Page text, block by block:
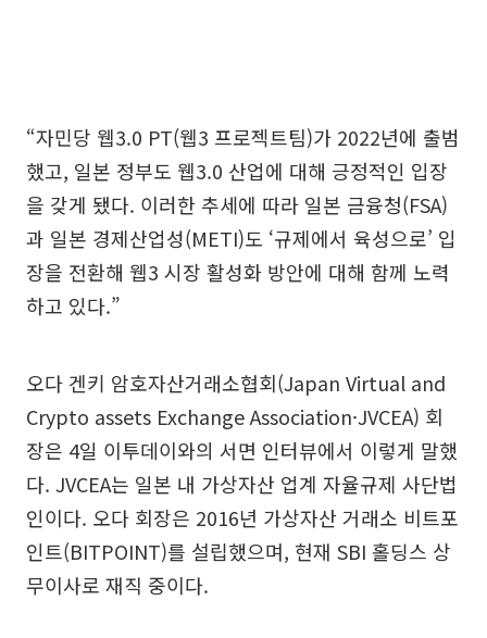
“자민당 웹3.0 PT(웹3 프로젝트팀)가 2022년에 출범
했고, 일본 정부도 웹3.0 산업에 대해 긍정적인 입장
을 갖게 됐다. 이러한 추세에 따라 일본 금융청(FSA)
과 일본 경제산업성(METI)도 ‘규제에서 육성으로’ 입
장을 전환해 웹3 시장 활성화 방안에 대해 함께 노력
하고 있다.”
오다 겐키 암호자산거래소협회(Japan Virtual and
Crypto assets Exchange Association·JVCEA) 회
장은 4일 이투데이와의 서면 인터뷰에서 이렇게 말했
다. JVCEA는 일본 내 가상자산 업계 자율규제 사단법
인이다. 오다 회장은 2016년 가상자산 거래소 비트포
인트(BITPOINT)를 설립했으며, 현재 SBI 홀딩스 상
무이사로 재직 중이다.